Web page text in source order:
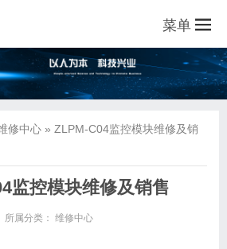
菜单
修中心 » ZLPM-C04监控模块维修及销
监控模块维修及销售
所属分类： 维修中心